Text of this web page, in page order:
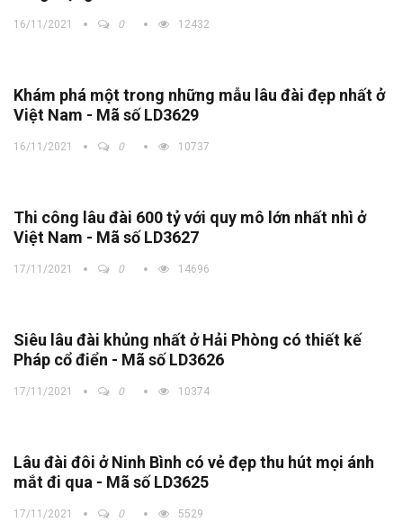
16/11/2021 0 12432
Khám phá một trong những mẫu lâu đài đẹp nhất ở
Việt Nam - Mã số LD3629
16/11/2021 0 10737
Thi công lâu đài 600 tỷ với quy mô lớn nhất nhì ở
Việt Nam - Mã số LD3627
17/11/2021 0 14696
Siêu lâu đài khủng nhất ở Hải Phòng có thiết kế
Pháp cổ điển - Mã số LD3626
17/11/2021 0 10374
Lâu đài đôi ở Ninh Bình có vẻ đẹp thu hút mọi ánh
mắt đi qua - Mã số LD3625
17/11/2021 0 5529